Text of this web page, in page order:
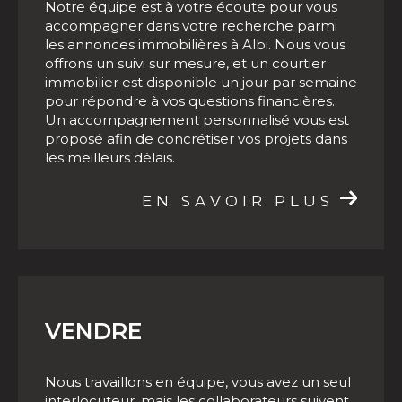
Faire estimer son bien immobilier à Albi
et ses environs
De nombreuses raisons peuvent vous pousser
à solliciter une estimation immobilière, la plus
notable étant la vente d'une propriété. Nos
agents ont une excellente connaissance du
Contacter notre agence
immobilière à Albi et sa région
Notre équipe est à votre écoute pour vous
accompagner dans votre recherche parmi
les annonces immobilières à Albi. Nous vous
offrons un suivi sur mesure, et un courtier
immobilier est disponible un jour par semaine
pour répondre à vos questions financières.
Un accompagnement personnalisé vous est
proposé afin de concrétiser vos projets dans
les meilleurs délais.
EN SAVOIR PLUS
VENDRE
Nous travaillons en équipe, vous avez un seul